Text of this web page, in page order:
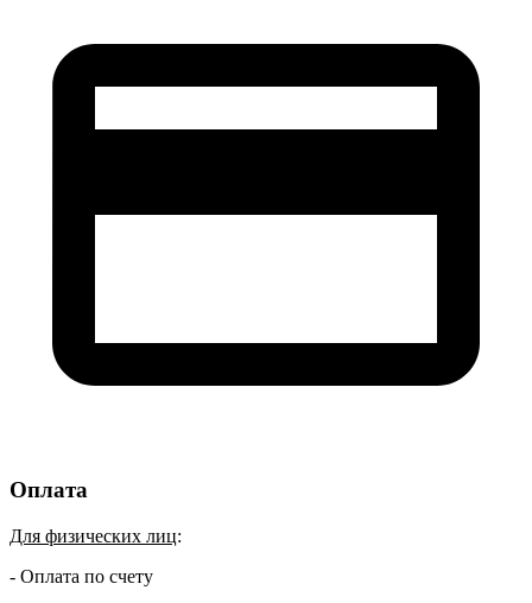
Оплата
Для физических лиц:
- Оплата по счету